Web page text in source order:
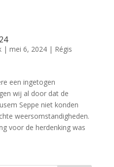
| mei 6, 2024| Régis
een ingetogen
wij al door dat de
Seppe niet konden
weersomstandigheden.
voor de herdenking was